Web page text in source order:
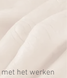
het werken